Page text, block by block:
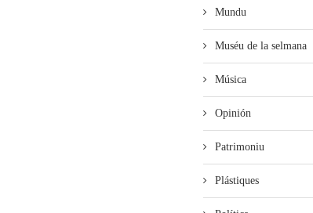
Mundu
Muséu de la selmana
Música
Opinión
Patrimoniu
Plástiques